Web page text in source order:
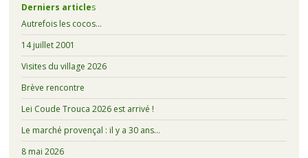
Derniers articles
Autrefois les cocos…
14 juillet 2001
Visites du village 2026
Brève rencontre
Lei Coude Trouca 2026 est arrivé !
Le marché provençal : il y a 30 ans…
8 mai 2026